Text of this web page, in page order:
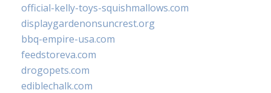
official-kelly-toys-squishmallows.com
displaygardenonsuncrest.org
bbq-empire-usa.com
feedstoreva.com
drogopets.com
ediblechalk.com